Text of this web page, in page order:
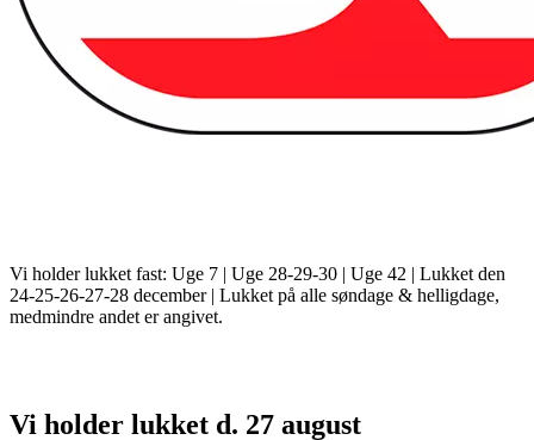
Vi holder lukket fast: Uge 7 | Uge 28-29-30 | Uge 42 | Lukket den
24-25-26-27-28 december | Lukket på alle søndage & helligdage,
medmindre andet er angivet.
Vi holder lukket d. 27 august